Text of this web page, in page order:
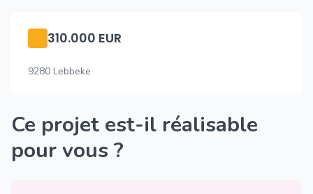
310.000 EUR
9280 Lebbeke
Ce projet est-il réalisable
pour vous ?